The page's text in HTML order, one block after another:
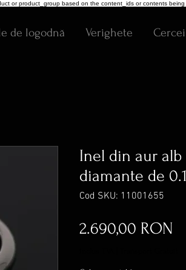
or product_group based on the content_ids or contents being
de logodnă Verighete Cercei
Inel din aur alb
diamante de
Cod SKU: 11001655
2.690,00 RON